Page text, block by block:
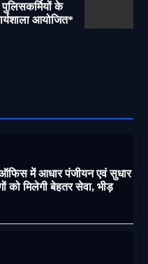
के
आयोजित*
में आधार पंजीयन एवं सुधार
को मिलेगी बेहतर सेवा, भीड़ से